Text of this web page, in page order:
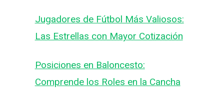
Jugadores de Fútbol Más Valiosos:
Las Estrellas con Mayor Cotización
Posiciones en Baloncesto:
Comprende los Roles en la Cancha